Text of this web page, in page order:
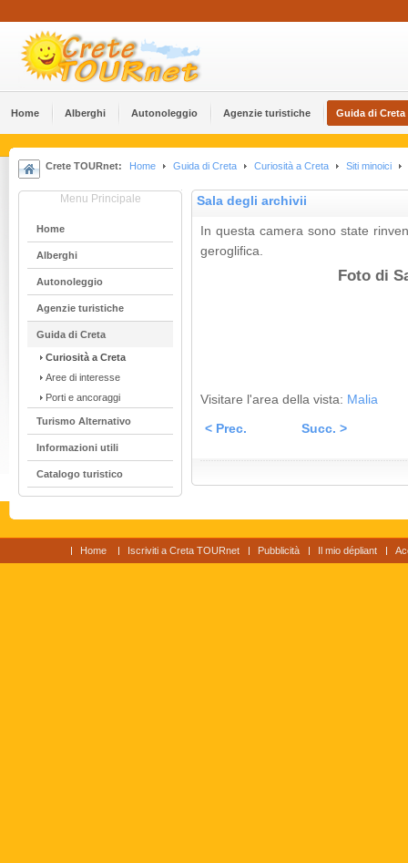
Home Alberghi Αutonoleggio Agenzie turistiche Guida di Creta
Crete TOURnet: Home Guida di Creta Curiosità a Creta Siti minoici
Menu Principale
Home
Alberghi
Αutonoleggio
Agenzie turistiche
Guida di Creta
Curiosità a Creta
Aree di interesse
Porti e ancoraggi
Turismo Alternativo
Informazioni utili
Catalogo turistico
Sala degli archivii
In questa camera sono state
geroglifica.
Foto di
Visitare l'area della vista: Malia
< Prec. Succ. >
Home Iscriviti a Creta TOURnet Pubblicità Il mio dépliant